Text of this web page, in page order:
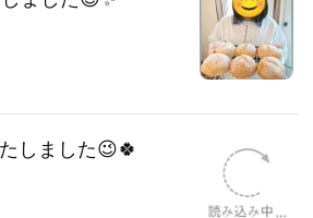
しました😉🍀